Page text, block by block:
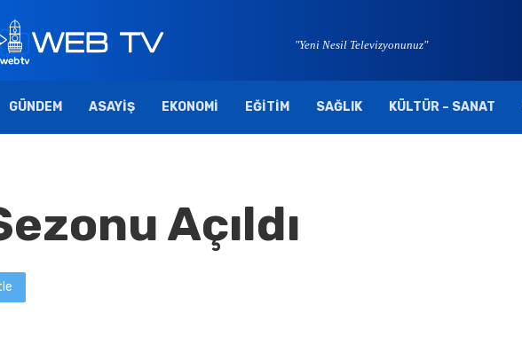
"Yeni Nesil Televizyonunuz"
GÜNDEM ASAYIŞ EKONOMI EĞITIM SAĞLIK KÜLTÜR – SANAT
Açıldı